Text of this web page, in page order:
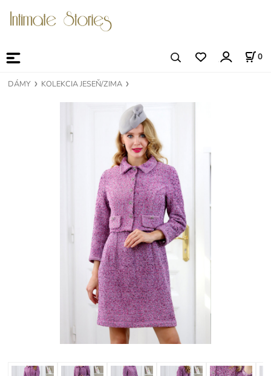
0
DÁMY KOLEKCIA JESEŇ/ZIMA